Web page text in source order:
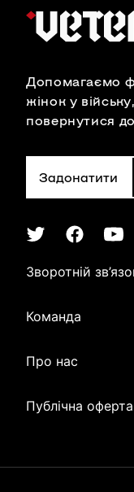
Допомагаємо
жінок у
повернутися
Задонатити
Зворотній
Команда
Про нас
Публічна оферта